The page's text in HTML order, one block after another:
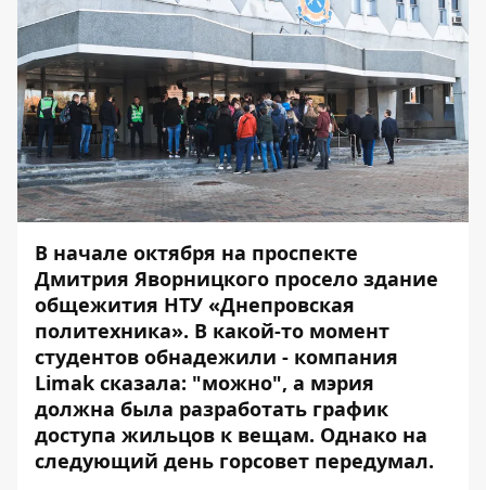
В начале октября на проспекте
Дмитрия Яворницкого просело здание
общежития НТУ «Днепровская
политехника». В какой-то момент
студентов обнадежили - компания
Limak сказала: "можно", а мэрия
должна была разработать график
доступа жильцов к вещам. Однако на
следующий день горсовет передумал.